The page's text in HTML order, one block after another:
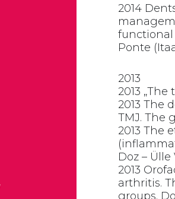
2014
functional
Ponte
2013
2013
2013 The
TMJ. The
2013 The
Doz – Ülle
2013
arthritis.
groups.